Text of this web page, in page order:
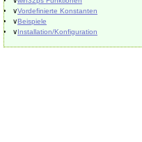
∨Vordefinierte Konstanten
∨Beispiele
∨Installation/Konfiguration